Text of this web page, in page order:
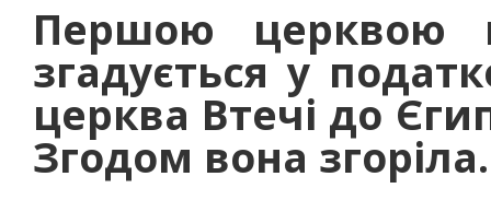
Першою церквою
згадується у
церква Втечі до
Згодом вона згоріла.